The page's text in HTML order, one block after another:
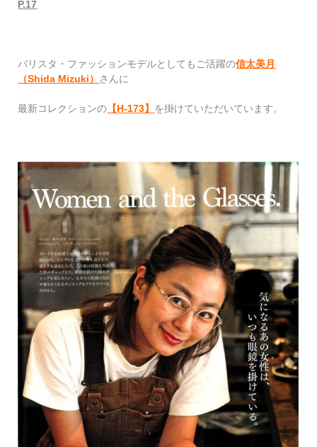
P.17
バリスタ・ファッションモデルとしてもご活躍の信太美月
（Shida Mizuki） さんに
最新コレクションの 【H-173】 を掛けていただいています。